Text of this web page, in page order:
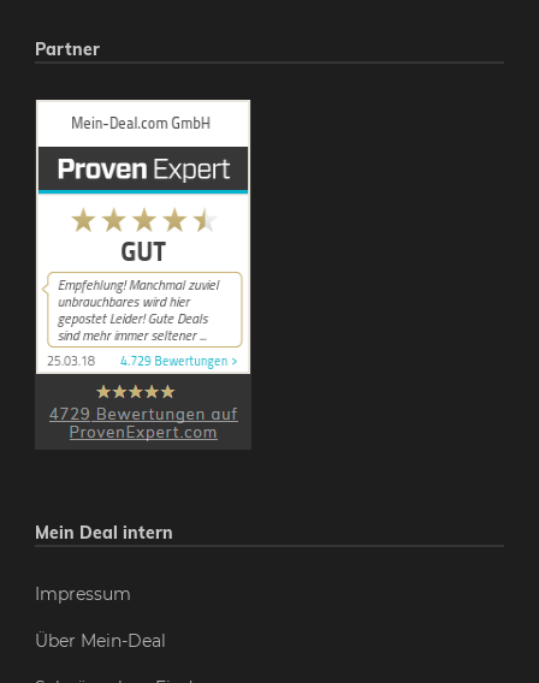
Partner
Mein Deal intern
Impressum
Über Mein-Deal